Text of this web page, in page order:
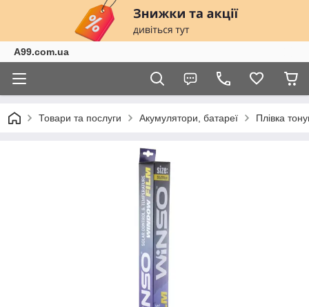
A99.com.ua
Товари та послуги Акумулятори, батареї Плівка